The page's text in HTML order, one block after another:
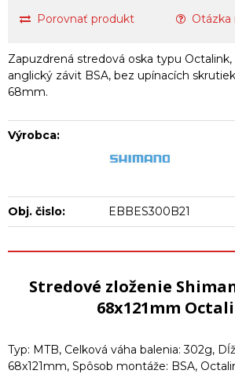
Porovnať produkt Otázka
Zapuzdrená stredová oska typu Octalink,
anglický závit BSA, bez upínacích
68mm.
Výrobca:
Obj. čislo: EBBES300B21
Stredové zloženie
68x121mm
Typ: MTB, Celková váha balenia: 302g,
68x121mm, Spôsob montáže: BSA,